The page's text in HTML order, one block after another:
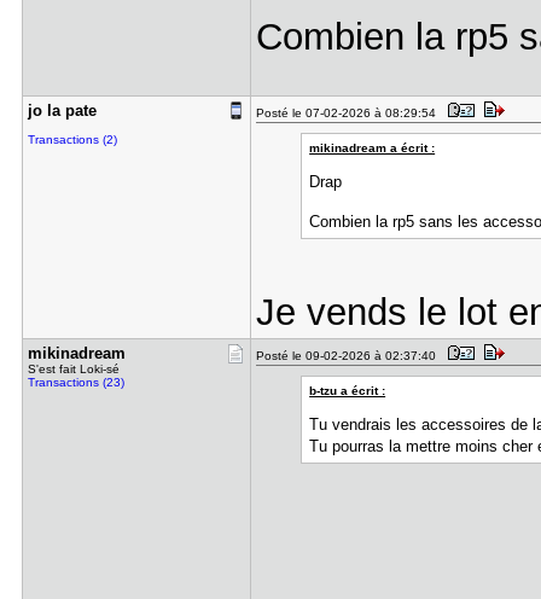
Combien la rp5
jo la pate
Transactions (2)
Posté le 07-02-2026 à 08:29:54
mikinadream a écrit :
Drap
Combien la rp5 sans les
Je vends le lot
mikinadrea​m
S'est fait Loki-sé
Transactions (23)
Posté le 09-02-2026 à 02:37:40
b-tzu a écrit :
Tu vendrais les accessoires de
Tu pourras la mettre moins